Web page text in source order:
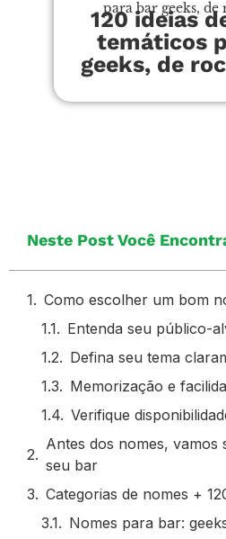
para bar geeks,
120 ideias
temáticos
geeks, de
Neste Post Você
Como escolher um bom
Entenda seu público-
Defina seu tema
Memorização e
Verifique
Antes dos nomes, vamos
seu bar
Categorias de nomes +
Nomes para bar: